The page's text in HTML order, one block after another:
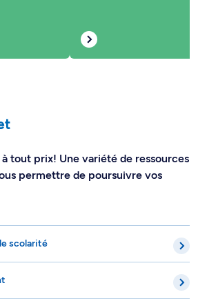
à tout prix! Une variété de ressources
permettre de poursuivre vos
scolarité